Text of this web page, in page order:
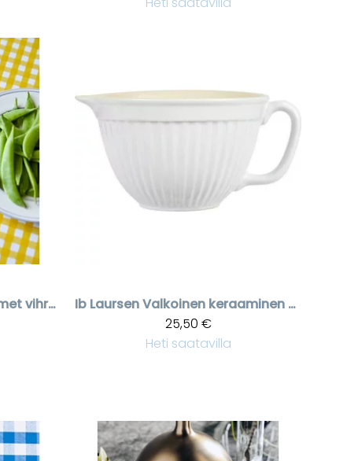
Salaattiottimet vihreällä päällä
Ib Laursen
Valkoinen keraaminen vatkauskulho
25,50 €
Heti saatavilla